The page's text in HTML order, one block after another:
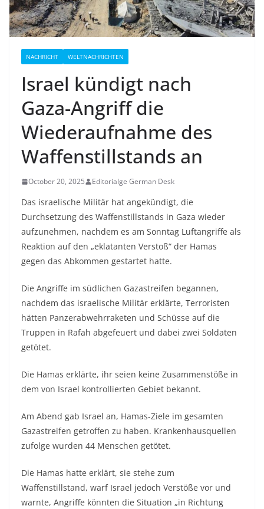
NACHRICHT WELTNACHRICHTEN
Israel kündigt nach
Gaza-Angriff die
Wiederaufnahme des
Waffenstillstands an
October 20, 2025 Editorialge German Desk
Das israelische Militär hat angekündigt, die
Durchsetzung des Waffenstillstands in Gaza wieder
aufzunehmen, nachdem es am Sonntag Luftangriffe als
Reaktion auf den „eklatanten Verstoß“ der Hamas
gegen das Abkommen gestartet hatte.
Die Angriffe im südlichen Gazastreifen begannen,
nachdem das israelische Militär erklärte, Terroristen
hätten Panzerabwehrraketen und Schüsse auf die
Truppen in Rafah abgefeuert und dabei zwei Soldaten
getötet.
Die Hamas erklärte, ihr seien keine Zusammenstöße in
dem von Israel kontrollierten Gebiet bekannt.
Am Abend gab Israel an, Hamas-Ziele im gesamten
Gazastreifen getroffen zu haben. Krankenhausquellen
zufolge wurden 44 Menschen getötet.
Die Hamas hatte erklärt, sie stehe zum
Waffenstillstand, warf Israel jedoch Verstöße vor und
warnte, Angriffe könnten die Situation „in Richtung